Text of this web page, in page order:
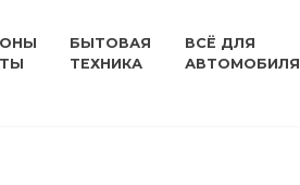
БЫТОВАЯ
ТЕХНИКА
ВСЁ ДЛЯ
АВТОМОБИЛЯ